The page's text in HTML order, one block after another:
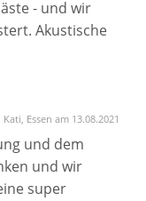
Ausstrahlung.
weg :-) die
er war super
recht
von Herzen
Geisenheim am 08.08.2021
unsere freie
Er
und